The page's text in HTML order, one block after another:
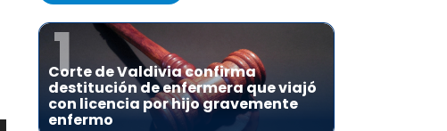
1
Corte de Valdivia confirma
destitución de enfermera que viajó
con licencia por hijo gravemente
enfermo